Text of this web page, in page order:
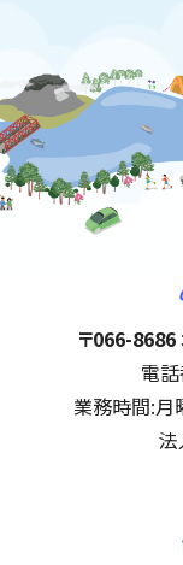
住所:
〒066-
電
業務時間:月
法